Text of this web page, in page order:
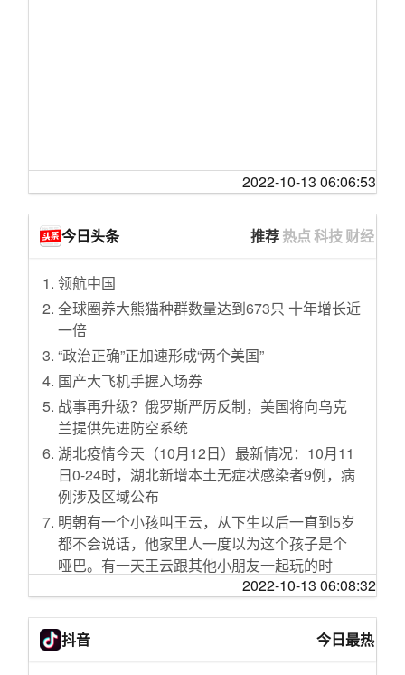
2022-10-13 06:06:53
今日头条 推荐热点科技财经
领航中国
全球圈养大熊猫种群数量达到673只 十年增长近
一倍
“政治正确”正加速形成“两个美国”
国产大飞机手握入场券
战事再升级？俄罗斯严厉反制，美国将向乌克
兰提供先进防空系统
湖北疫情今天（10月12日）最新情况：10月11
日0-24时，湖北新增本土无症状感染者9例，病
例涉及区域公布
明朝有一个小孩叫王云，从下生以后一直到5岁
都不会说话，他家里人一度以为这个孩子是个
哑巴。有一天王云跟其他小朋友一起玩的时
候，遇到了一个老和尚，老和尚摸了摸王云的
转头就走了。周围的人百思不得其解，又觉得
这件事很奇怪，于是就把事情的经过告诉了王
2022-10-13 06:08:32
抖音 今日最热